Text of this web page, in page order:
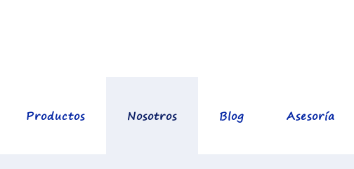
Productos Nosotros Blog Asesoría